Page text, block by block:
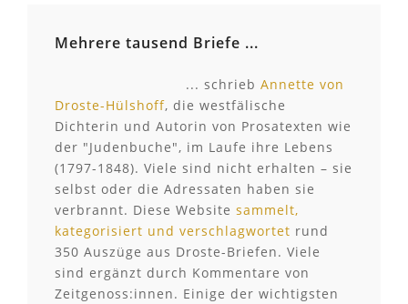
Mehrere tausend Briefe ...
... schrieb Annette von
Droste-Hülshoff, die westfälische
Dichterin und Autorin von Prosatexten wie
der "Judenbuche", im Laufe ihre Lebens
(1797-1848). Viele sind nicht erhalten – sie
selbst oder die Adressaten haben sie
verbrannt. Diese Website sammelt,
kategorisiert und verschlagwortet rund
350 Auszüge aus Droste-Briefen. Viele
sind ergänzt durch Kommentare von
Zeitgenoss:innen. Einige der wichtigsten